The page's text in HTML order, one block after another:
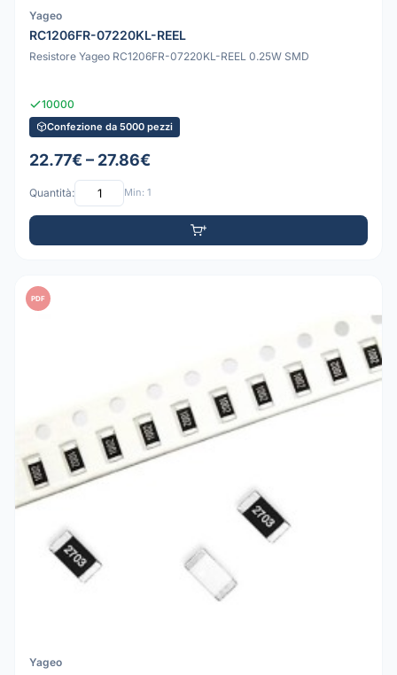
Yageo
RC1206FR-07220KL-REEL
Resistore Yageo RC1206FR-07220KL-REEL 0.25W SMD
10000
Confezione da 5000 pezzi
22.77€ – 27.86€
Quantità: Min: 1
PDF
Yageo